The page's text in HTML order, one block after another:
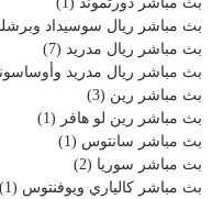
بث مباشر ريال سوسيداد
بث مباشر ريال مدريد (7)
بث مباشر ريال مدريد
بث مباشر رين (3)
بث مباشر رين لو هافر (1)
بث مباشر سانتوس (1)
بث مباشر سوريا (2)
بث مباشر كالياري ويوفنتوس (1)